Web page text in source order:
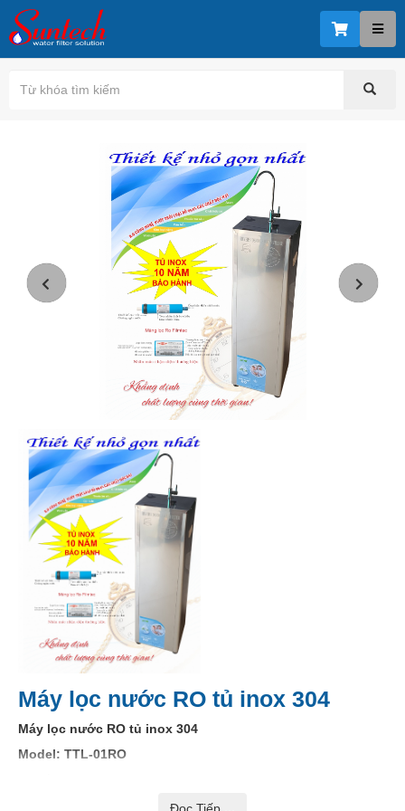
Máy lọc nước RO tủ inox 304
Máy lọc nước RO tủ inox 304
Model: TTL-01RO
- Công nghệ lọc : Nước nước tinh khiết RO.
Đọc Tiếp ...